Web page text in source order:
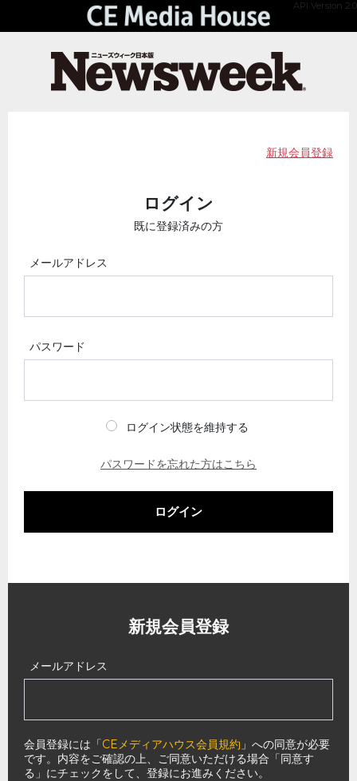
API Version 2.0
新規会員登録
ログイン
既に登録済みの方
メールアドレス
パスワード
ログイン状態を維持する
パスワードを忘れた方はこちら
ログイン
新規会員登録
メールアドレス
会員登録には「CEメディアハウス会員規約 」への同意が必要
です。内容をご確認の上、ご同意いただける場合「同意す
る」にチェックをして、登録にお進みください。